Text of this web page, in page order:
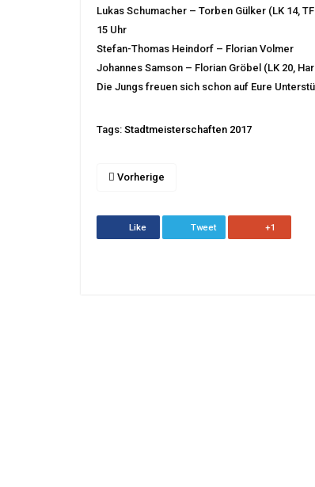
Lukas Schumacher – Torben Gülker (LK 14,
15 Uhr
Stefan-Thomas Heindorf – Florian Volmer
Johannes Samson – Florian Gröbel (LK 20,
Die Jungs freuen sich schon auf Eure
Tags: Stadtmeisterschaften 2017
Vorherige
Like Tweet +1